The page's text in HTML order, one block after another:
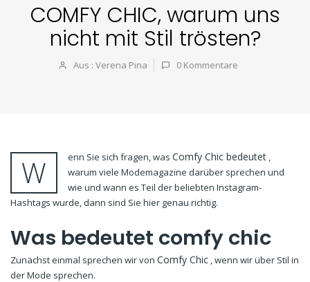
COMFY CHIC, warum uns
nicht mit Stil trösten?
Aus : Verena Pina 0 Kommentare
W enn Sie sich fragen, was Comfy Chic bedeutet ,
warum viele Modemagazine darüber sprechen und
wie und wann es Teil der beliebten Instagram-
Hashtags wurde, dann sind Sie hier genau richtig.
Was bedeutet comfy chic
Zunächst einmal sprechen wir von Comfy Chic , wenn wir über Stil in
der Mode sprechen.